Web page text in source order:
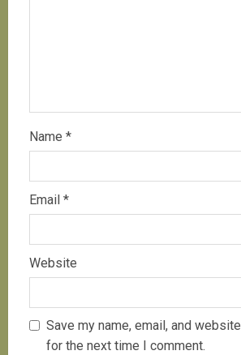
Name *
Email *
Website
Save my name, email, and
for the next time I comment.